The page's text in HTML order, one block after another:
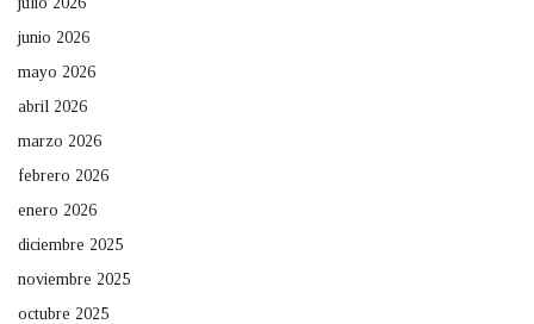
junio 2026
mayo 2026
abril 2026
marzo 2026
febrero 2026
enero 2026
diciembre 2025
noviembre 2025
octubre 2025